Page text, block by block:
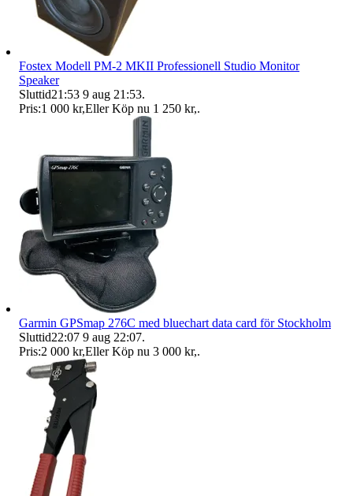
Fostex Modell PM-2 MKII Professionell Studio Monitor
Speaker
Sluttid21:53 9 aug 21:53.
Pris:1 000 kr,Eller Köp nu 1 250 kr,.
Garmin GPSmap 276C med bluechart data card för Stockholm
Sluttid22:07 9 aug 22:07.
Pris:2 000 kr,Eller Köp nu 3 000 kr,.